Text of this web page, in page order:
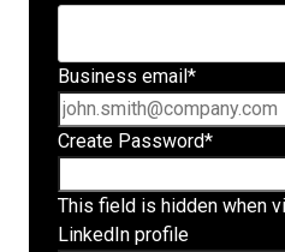
Business email *
Create Password*
This field is hidden when
LinkedIn profile